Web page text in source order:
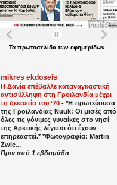
Τα πρωτοσέλιδατων εφημερίδων
mikres ekdoseis
Η Δανία επέβαλλε καταναγκαστική
αντισύλληψη στη Γροιλανδία μέχρι
τη δεκαετία του ‘70 - *Η πρωτεύουσα
της Γροιλανδίας Nuuk: Οι μισές από
όλες τις γόνιμες γυναίκες στο νησί
της Αρκτικής λέγεται ότι έχουν
επηρεαστεί.* *Φωτογραφία: Martin
Zwic...
Πριν από 1 εβδομάδα